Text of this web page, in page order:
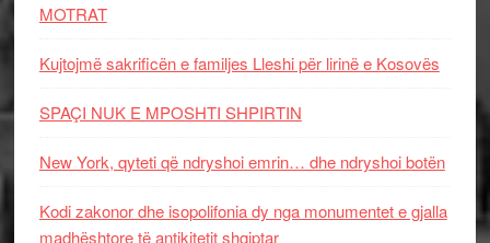
MOTRAT
Kujtojmë sakrificën e familjes Lleshi për lirinë e Kosovës
SPAÇI NUK E MPOSHTI SHPIRTIN
New York, qyteti që ndryshoi emrin… dhe ndryshoi botën
Kodi zakonor dhe isopolifonia dy nga monumentet e gjalla
madhështore të antikitetit shqiptar